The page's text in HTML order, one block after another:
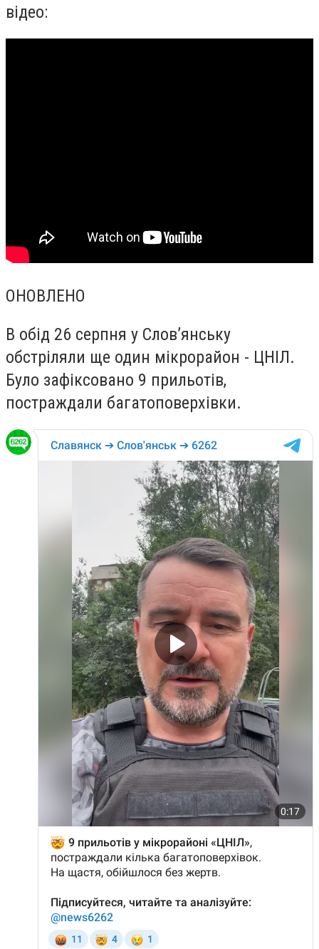
відео:
ОНОВЛЕНО
В обід 26 серпня у Слов’янську
обстріляли ще один мікрорайон - ЦНІЛ.
Було зафіксовано 9 прильотів,
постраждали багатоповерхівки.